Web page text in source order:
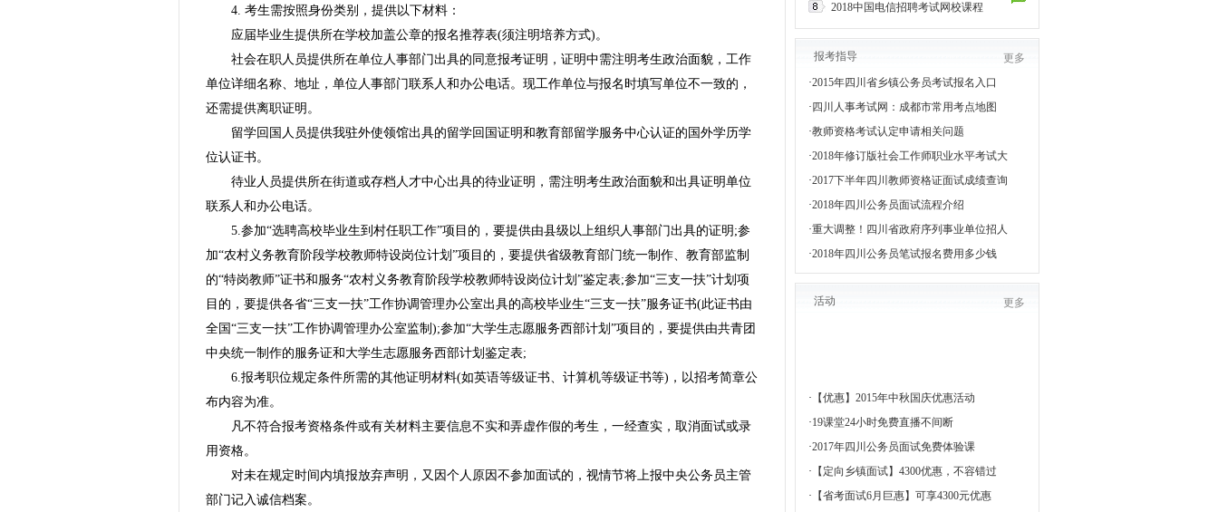
4. 考生需按照身份类别，提供以下材料：
应届毕业生提供所在学校加盖公章的报名推荐表(须注明培养方式)。
社会在职人员提供所在单位人事部门出具的同意报考证明，证明中需注明考生政治面貌，工作
单位详细名称、地址，单位人事部门联系人和办公电话。现工作单位与报名时填写单位不一致的，
还需提供离职证明。
留学回国人员提供我驻外使领馆出具的留学回国证明和教育部留学服务中心认证的国外学历学
位认证书。
待业人员提供所在街道或存档人才中心出具的待业证明，需注明考生政治面貌和出具证明单位
联系人和办公电话。
5.参加“选聘高校毕业生到村任职工作”项目的，要提供由县级以上组织人事部门出具的证明;参
加“农村义务教育阶段学校教师特设岗位计划”项目的，要提供省级教育部门统一制作、教育部监制
的“特岗教师”证书和服务“农村义务教育阶段学校教师特设岗位计划”鉴定表;参加“三支一扶”计划项
目的，要提供各省“三支一扶”工作协调管理办公室出具的高校毕业生“三支一扶”服务证书(此证书由
全国“三支一扶”工作协调管理办公室监制);参加“大学生志愿服务西部计划”项目的，要提供由共青团
中央统一制作的服务证和大学生志愿服务西部计划鉴定表;
6.报考职位规定条件所需的其他证明材料(如英语等级证书、计算机等级证书等)，以招考简章公
布内容为准。
凡不符合报考资格条件或有关材料主要信息不实和弄虚作假的考生，一经查实，取消面试或录
用资格。
对未在规定时间内填报放弃声明，又因个人原因不参加面试的，视情节将上报中央公务员主管
部门记入诚信档案。
2018中国电信招聘考试网校课程
报考指导
更多
·2015年四川省乡镇公务员考试报名入口
· 四川人事考试网：成都市常用考点地图
·教师资格考试认定申请相关问题
·2018年修订版社会工作师职业水平考试大
·2017下半年四川教师资格证面试成绩查询
·2018年四川公务员面试流程介绍
·重大调整！四川省政府序列事业单位招人
·2018年四川公务员笔试报名费用多少钱
活动 更多
· 【优惠】2015年中秋国庆优惠活动
·19课堂24小时免费直播不间断
·2017年四川公务员面试免费体验课
· 【定向乡镇面试】4300优惠，不容错过
· 【省考面试6月巨惠】可享4300元优惠